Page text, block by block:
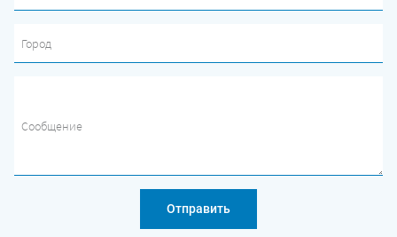
Город
Сообщение
Отправить